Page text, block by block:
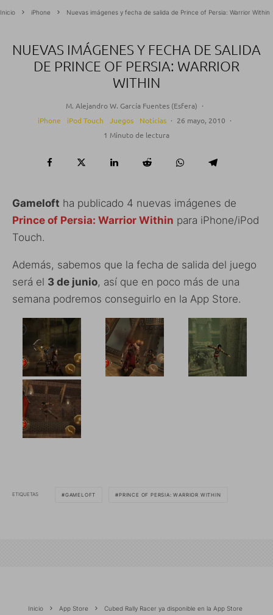
Inicio iPhone Nuevas imágenes y fecha de salida de Prince of Persia: Warrior Within
NUEVAS IMÁGENES Y FECHA DE SALIDA
DE PRINCE OF PERSIA: WARRIOR
WITHIN
M. Alejandro W. García Fuentes (Esfera) ·
iPhone
iPod Touch Juegos Noticias · 26 mayo, 2010 ·
1 Minuto de lectura
Gameloft ha publicado 4 nuevas imágenes de
Prince of Persia: Warrior Within para iPhone/iPod
Touch.
Además, sabemos que la fecha de salida del juego
será el 3 de junio, así que en poco más de una
semana podremos conseguirlo en la App Store.
ETIQUETAS GAMELOFT PRINCE OF PERSIA: WARRIOR WITHIN
Inicio App Store Cubed Rally Racer ya disponible en la App Store